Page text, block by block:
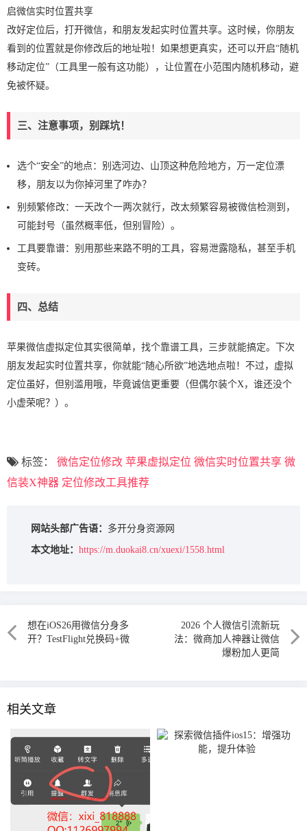
启微信实时位置共享
改好定位后，打开微信，和朋友发起实时位置共享。这时候，你朋友
看到的位置就是你修改后的地址啦！如果想更真实，还可以开启“随机
移动定位”（工具里一般有这功能），让位置在小范围内随机移动，避
免被怀疑。
三、注意事项，别踩坑！
选个“安全”的地点：别选河边、山顶这种危险地方，万一定位漂
移，朋友以为你掉河里了咋办？
别频繁修改：一天改个一两次就行，改太频繁容易被微信检测到，
可能封号（虽然概率低，但别冒险）。
工具要靠谱：别用那些来路不明的工具，容易泄露隐私，甚至手机
变砖。
四、总结
苹果微信虚拟定位其实很简单，找个靠谱工具，三步就能搞定。下次
朋友发起实时位置共享，你就能“随心所欲”地选地点啦！不过，虚拟
定位虽好，但别滥用哦，毕竟诚信更重要（但偶尔装个X，谁还没个
小虚荣呢？）。
标签： 微信定位修改 苹果虚拟定位 微信实时位置共享 微
信装X神器 定位修改工具推荐
网站头部广告语： 多开分身资源网
本文地址： https://m.duokai8.cn/xuexi/1558.html
想在iOS26用微信分身多
开？TestFlight兑换码+微
2026 个人微信引流新玩
法：微商加人神器让微信
爆粉加人更简
相关文章